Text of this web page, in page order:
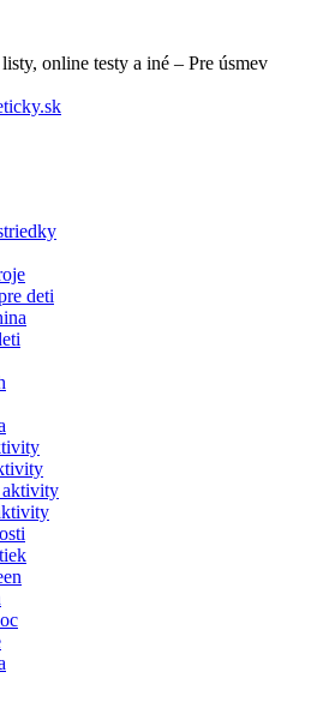
online testy a iné – Pre úsmev
deti
aktivity